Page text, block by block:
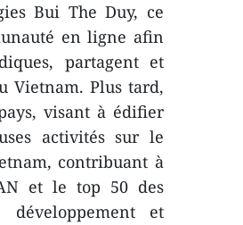
Bui The Duy, ce
en ligne afin
partagent et
Vietnam. Plus tard,
visant à édifier
activités sur le
contribuant à
et le top 50 des
et